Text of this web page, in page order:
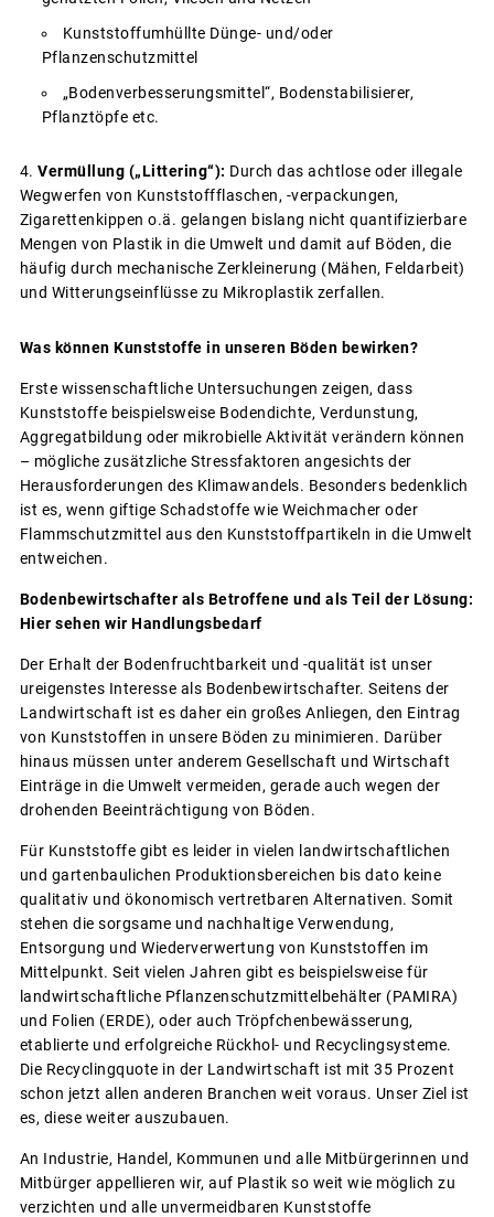
Kunststoffumhüllte Dünge- und/oder
Pflanzenschutzmittel
„Bodenverbesserungsmittel“, Bodenstabilisierer,
Pflanztöpfe etc.
Vermüllung („Littering“): Durch das achtlose oder illegale
Wegwerfen von Kunststoffflaschen, -verpackungen,
Zigarettenkippen o.ä. gelangen bislang nicht quantifizierbare
Mengen von Plastik in die Umwelt und damit auf Böden, die
häufig durch mechanische Zerkleinerung (Mähen, Feldarbeit)
und Witterungseinflüsse zu Mikroplastik zerfallen.
Was können Kunststoffe in unseren Böden bewirken?
Erste wissenschaftliche Untersuchungen zeigen, dass
Kunststoffe beispielsweise Bodendichte, Verdunstung,
Aggregatbildung oder mikrobielle Aktivität verändern können
– mögliche zusätzliche Stressfaktoren angesichts der
Herausforderungen des Klimawandels. Besonders bedenklich
ist es, wenn giftige Schadstoffe wie Weichmacher oder
Flammschutzmittel aus den Kunststoffpartikeln in die Umwelt
entweichen.
Bodenbewirtschafter als Betroffene und als Teil der Lösung:
Hier sehen wir Handlungsbedarf
Der Erhalt der Bodenfruchtbarkeit und -qualität ist unser
ureigenstes Interesse als Bodenbewirtschafter. Seitens der
Landwirtschaft ist es daher ein großes Anliegen, den Eintrag
von Kunststoffen in unsere Böden zu minimieren. Darüber
hinaus müssen unter anderem Gesellschaft und Wirtschaft
Einträge in die Umwelt vermeiden, gerade auch wegen der
drohenden Beeinträchtigung von Böden.
Für Kunststoffe gibt es leider in vielen landwirtschaftlichen
und gartenbaulichen Produktionsbereichen bis dato keine
qualitativ und ökonomisch vertretbaren Alternativen. Somit
stehen die sorgsame und nachhaltige Verwendung,
Entsorgung und Wiederverwertung von Kunststoffen im
Mittelpunkt. Seit vielen Jahren gibt es beispielsweise für
landwirtschaftliche Pflanzenschutzmittelbehälter (PAMIRA)
und Folien (ERDE), oder auch Tröpfchenbewässerung,
etablierte und erfolgreiche Rückhol- und Recyclingsysteme.
Die Recyclingquote in der Landwirtschaft ist mit 35 Prozent
schon jetzt allen anderen Branchen weit voraus. Unser Ziel ist
es, diese weiter auszubauen.
An Industrie, Handel, Kommunen und alle Mitbürgerinnen und
Mitbürger appellieren wir, auf Plastik so weit wie möglich zu
verzichten und alle unvermeidbaren Kunststoffe